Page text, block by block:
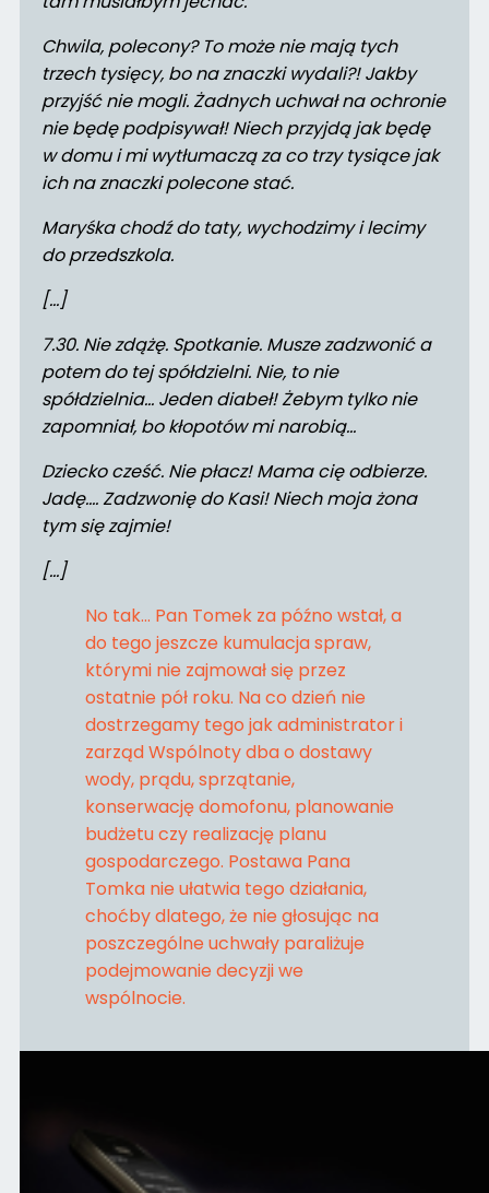
Chwila, polecony? To może nie mają tych
trzech tysięcy, bo na znaczki wydali?! Jakby
przyjść nie mogli. Żadnych uchwał na ochronie
nie będę podpisywał! Niech przyjdą jak będę
w domu i mi wytłumaczą za co trzy tysiące jak
ich na znaczki polecone stać.
Maryśka chodź do taty, wychodzimy i lecimy
do przedszkola.
[…]
7.30. Nie zdążę. Spotkanie. Musze zadzwonić a
potem do tej spółdzielni. Nie, to nie
spółdzielnia… Jeden diabeł! Żebym tylko nie
zapomniał, bo kłopotów mi narobią…
Dziecko cześć. Nie płacz! Mama cię odbierze.
Jadę…. Zadzwonię do Kasi! Niech moja żona
tym się zajmie!
[…]
No tak… Pan Tomek za późno wstał, a
do tego jeszcze kumulacja spraw,
którymi nie zajmował się przez
ostatnie pół roku. Na co dzień nie
dostrzegamy tego jak administrator i
zarząd Wspólnoty dba o dostawy
wody, prądu, sprzątanie,
konserwację domofonu, planowanie
budżetu czy realizację planu
gospodarczego. Postawa Pana
Tomka nie ułatwia tego działania,
choćby dlatego, że nie głosując na
poszczególne uchwały paraliżuje
podejmowanie decyzji we
wspólnocie.